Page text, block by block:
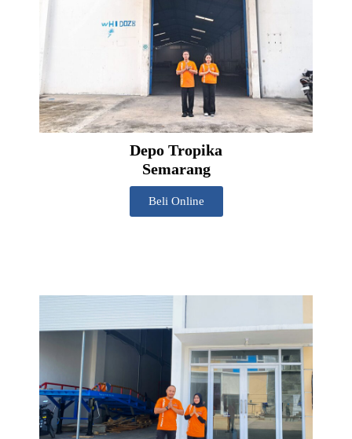
Depo Tropika
Semarang
Beli Online